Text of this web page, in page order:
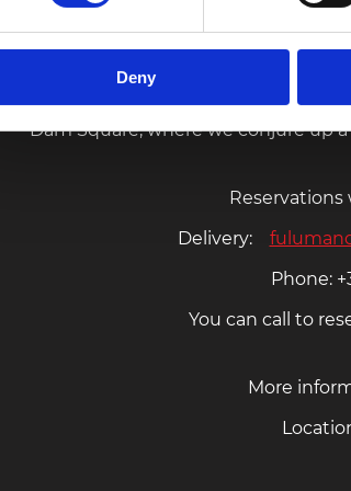
Deny
FuLu Mandarijn is one of the Best
authentic Sichuan (Szechuan)
Sichuan food with a graceful
Dam Square, where we conjure up
Delivery:
Phone:
You can call to
More